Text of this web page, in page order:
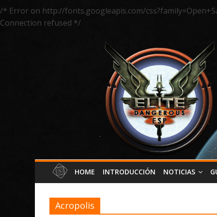
/* Error on http://fonts.googleapis.com/
Connection refused */
HOME INTRODUCCIÓN NOTICIAS
Acropolis